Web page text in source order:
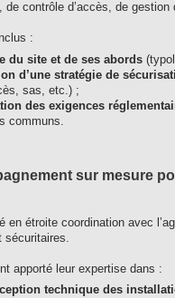
de contrôle d’accès, de
:
du site et de ses abords
d’une stratégie de
sas, etc.) ;
des exigences
communs.
sur mesure
en étroite coordination avec
sécuritaires.
apporté leur expertise dans :
technique des